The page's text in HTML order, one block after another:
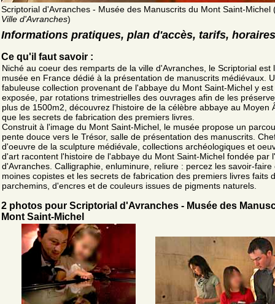
Scriptorial d'Avranches - Musée des Manuscrits du Mont Saint-Michel
Ville d'Avranches)
Informations pratiques, plan d'accès, tarifs, horaires
Ce qu'il faut savoir :
Niché au coeur des remparts de la ville d'Avranches, le Scriptorial est
musée en France dédié à la présentation de manuscrits médiévaux.
fabuleuse collection provenant de l'abbaye du Mont Saint-Michel y est
exposée, par rotations trimestrielles des ouvrages afin de les
plus de 1500m2, découvrez l'histoire de la célèbre abbaye au Moyen
que les secrets de fabrication des premiers livres.
Construit à l'image du Mont Saint-Michel, le musée propose un
pente douce vers le Trésor, salle de présentation des manuscrits.
d'oeuvre de la sculpture médiévale, collections archéologiques et
d'art racontent l'histoire de l'abbaye du Mont Saint-Michel fondée par
d'Avranches. Calligraphie, enluminure, reliure : percez les savoir-faire
moines copistes et les secrets de fabrication des premiers livres faits
parchemins, d'encres et de couleurs issues de pigments naturels.
2 photos pour Scriptorial d'Avranches - Musée des
Mont Saint-Michel